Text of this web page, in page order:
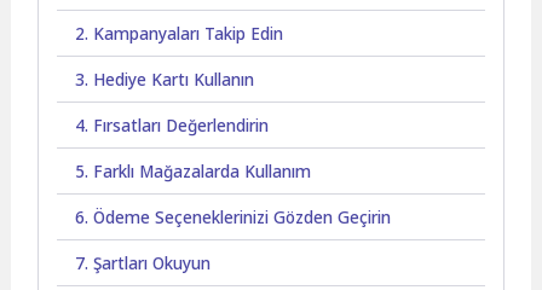
2. Kampanyaları Takip Edin
3. Hediye Kartı Kullanın
4. Fırsatları Değerlendirin
5. Farklı Mağazalarda Kullanım
6. Ödeme Seçeneklerinizi Gözden Geçirin
7. Şartları Okuyun